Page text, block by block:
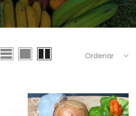
Ordenar